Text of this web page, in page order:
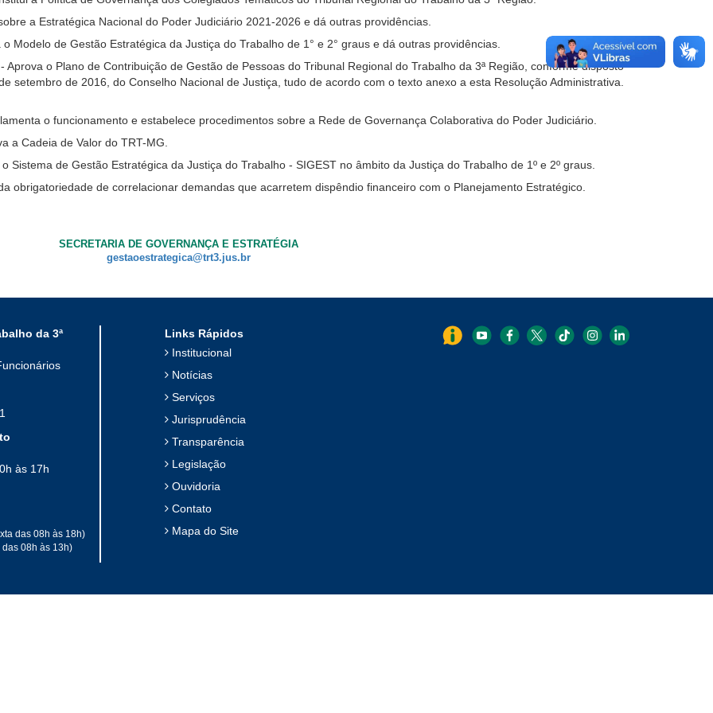
a Estratégica Nacional do Poder Judiciário 2021-2026 e dá outras providências.
Modelo de Gestão Estratégica da Justiça do Trabalho de 1° e 2° graus e dá outras providências.
Aprova o Plano de Contribuição de Gestão de Pessoas do Tribunal Regional do Trabalho da 3ª Região, conforme disposto
setembro de 2016, do Conselho Nacional de Justiça, tudo de acordo com o texto anexo a esta Resolução Administrativa.
o funcionamento e estabelece procedimentos sobre a Rede de Governança Colaborativa do Poder Judiciário.
a Cadeia de Valor do TRT-MG.
Sistema de Gestão Estratégica da Justiça do Trabalho - SIGEST no âmbito da Justiça do Trabalho de 1º e 2º graus.
obrigatoriedade de correlacionar demandas que acarretem dispêndio financeiro com o Planejamento Estratégico.
SECRETARIA DE GOVERNANÇA E ESTRATÉGIA
gestaoestrategica@trt3.jus.br
da 3ª
às 17h
das 08h às 18h)
08h às 13h)
Links Rápidos
Institucional
Notícias
Serviços
Jurisprudência
Transparência
Legislação
Ouvidoria
Contato
Mapa do Site